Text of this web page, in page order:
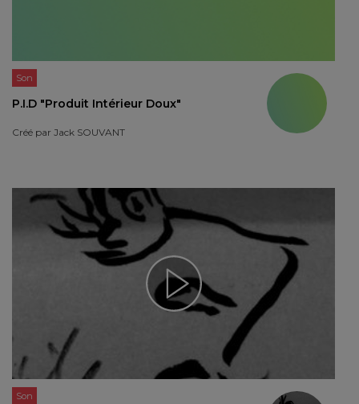
Son
P.I.D "Produit Intérieur Doux"
Créé par Jack SOUVANT
Son